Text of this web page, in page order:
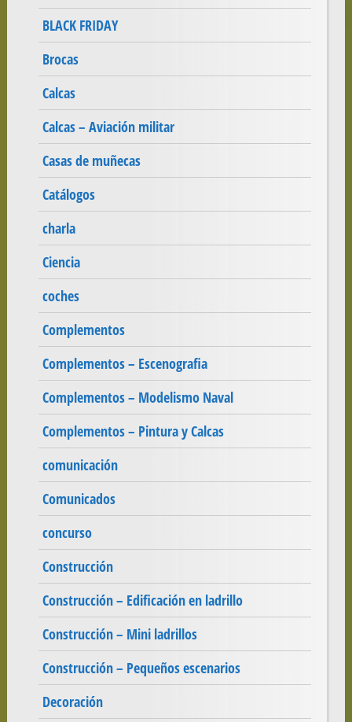
BLACK FRIDAY
Brocas
Calcas
Calcas – Aviación militar
Casas de muñecas
Catálogos
charla
Ciencia
coches
Complementos
Complementos – Escenografia
Complementos – Modelismo Naval
Complementos – Pintura y Calcas
comunicación
Comunicados
concurso
Construcción
Construcción – Edificación en ladrillo
Construcción – Mini ladrillos
Construcción – Pequeños escenarios
Decoración